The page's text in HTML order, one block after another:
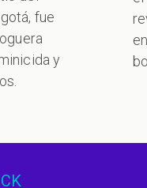
fue
y